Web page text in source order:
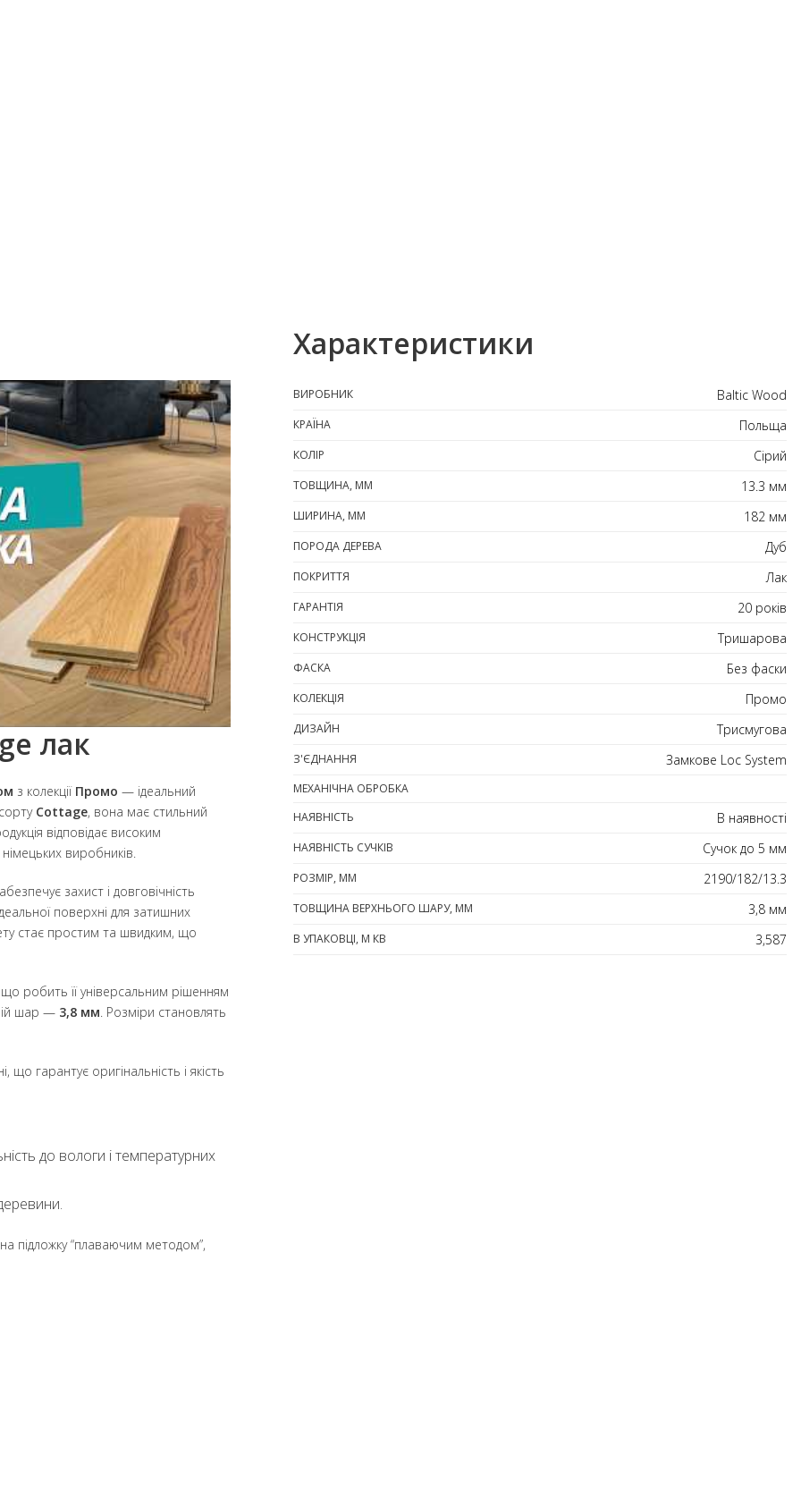
лак
з колекції Промо — ідеальний
Cottage, вона має стильний
відповідає високим
виробників.
захист і довговічність
поверхні для затишних
стає простим та швидким, що
робить її універсальним рішенням
шар — 3,8 мм. Розміри становлять
що гарантує оригінальність і якість
до вологи і температурних
підложку “плаваючим методом”,
Характеристики
ВИРОБНИК Baltic Wood
КРАЇНА Польща
КОЛІР Сірий
ТОВЩИНА, ММ 13.3 мм
ШИРИНА, ММ 182 мм
ПОРОДА ДЕРЕВА Дуб
ПОКРИТТЯ Лак
ГАРАНТІЯ 20 років
КОНСТРУКЦІЯ Тришарова
ФАСКА Без фаски
КОЛЕКЦІЯ Промо
ДИЗАЙН Трисмугова
З'ЄДНАННЯ Замкове Loc System
МЕХАНІЧНА ОБРОБКА
НАЯВНІСТЬ
В наявності
НАЯВНІСТЬ СУЧКІВ Сучок до 5 мм
РОЗМІР, ММ 2190/182/13.3
ТОВЩИНА ВЕРХНЬОГО ШАРУ, ММ 3,8 мм
В УПАКОВЦІ, М КВ 3,587